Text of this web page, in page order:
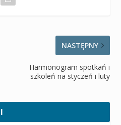
NASTĘPNY
Harmonogram spotkań i
szkoleń na styczeń i luty